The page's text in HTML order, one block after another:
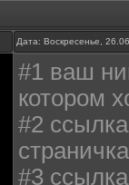
Дата: Воскресенье,
#1 ваш
котором
#2
#3